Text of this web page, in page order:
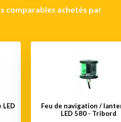
comparables achetés par
Feu de navigation /
LED 580 - Tribord